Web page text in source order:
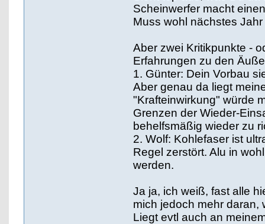
Scheinwerfer macht
Muss wohl nächstes
Aber zwei Kritikpunkte -
Erfahrungen zu den
1. Günter: Dein Vorbau
Aber genau da liegt
"Krafteinwirkung" würde
Grenzen der Wieder-
behelfsmäßig wieder zu
2. Wolf: Kohlefaser ist
Regel zerstört. Alu in
werden.
Ja ja, ich weiß, fast alle
mich jedoch mehr daran,
Liegt evtl auch an